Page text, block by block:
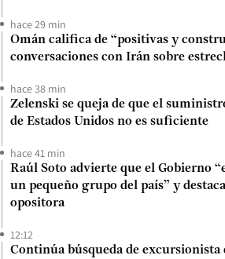
hace 29 min
Omán califica de “positivas y
conversaciones con Irán sobre
hace 38 min
Zelenski se queja de que el
de Estados Unidos no es suficiente
hace 41 min
Raúl Soto advierte que el Gobierno
un pequeño grupo del país” y
opositora
12:12
Continúa búsqueda de excursionista